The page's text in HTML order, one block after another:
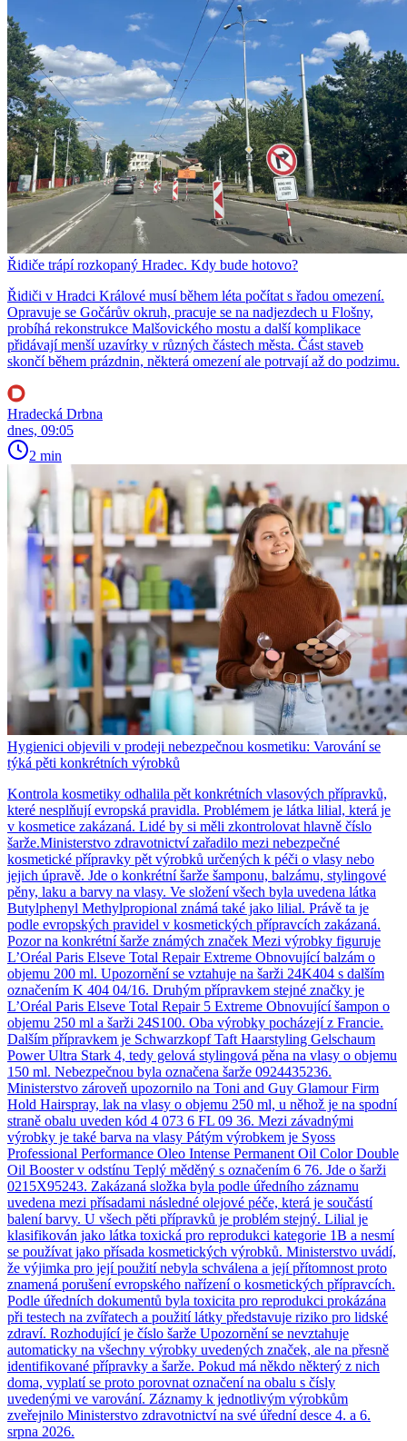
Řidiče trápí rozkopaný Hradec. Kdy bude hotovo?
Řidiči v Hradci Králové musí během léta počítat s řadou omezení.
Opravuje se Gočárův okruh, pracuje se na nadjezdech u Flošny,
probíhá rekonstrukce Malšovického mostu a další komplikace
přidávají menší uzavírky v různých částech města. Část staveb
skončí během prázdnin, některá omezení ale potrvají až do podzimu.
Hradecká Drbna
dnes, 09:05
2 min
Hygienici objevili v prodeji nebezpečnou kosmetiku: Varování se
týká pěti konkrétních výrobků
Kontrola kosmetiky odhalila pět konkrétních vlasových přípravků,
které nesplňují evropská pravidla. Problémem je látka lilial, která je
v kosmetice zakázaná. Lidé by si měli zkontrolovat hlavně číslo
šarže.Ministerstvo zdravotnictví zařadilo mezi nebezpečné
kosmetické přípravky pět výrobků určených k péči o vlasy nebo
jejich úpravě. Jde o konkrétní šarže šamponu, balzámu, stylingové
pěny, laku a barvy na vlasy. Ve složení všech byla uvedena látka
Butylphenyl Methylpropional známá také jako lilial. Právě ta je
podle evropských pravidel v kosmetických přípravcích zakázaná.
Pozor na konkrétní šarže známých značek Mezi výrobky figuruje
L’Oréal Paris Elseve Total Repair Extreme Obnovující balzám o
objemu 200 ml. Upozornění se vztahuje na šarži 24K404 s dalším
označením K 404 04/16. Druhým přípravkem stejné značky je
L’Oréal Paris Elseve Total Repair 5 Extreme Obnovující šampon o
objemu 250 ml a šarži 24S100. Oba výrobky pocházejí z Francie.
Dalším přípravkem je Schwarzkopf Taft Haarstyling Gelschaum
Power Ultra Stark 4, tedy gelová stylingová pěna na vlasy o objemu
150 ml. Nebezpečnou byla označena šarže 0924435236.
Ministerstvo zároveň upozornilo na Toni and Guy Glamour Firm
Hold Hairspray, lak na vlasy o objemu 250 ml, u něhož je na spodní
straně obalu uveden kód 4 073 6 FL 09 36. Mezi závadnými
výrobky je také barva na vlasy Pátým výrobkem je Syoss
Professional Performance Oleo Intense Permanent Oil Color Double
Oil Booster v odstínu Teplý měděný s označením 6 76. Jde o šarži
0215X95243. Zakázaná složka byla podle úředního záznamu
uvedena mezi přísadami následné olejové péče, která je součástí
balení barvy. U všech pěti přípravků je problém stejný. Lilial je
klasifikován jako látka toxická pro reprodukci kategorie 1B a nesmí
se používat jako přísada kosmetických výrobků. Ministerstvo uvádí,
že výjimka pro její použití nebyla schválena a její přítomnost proto
znamená porušení evropského nařízení o kosmetických přípravcích.
Podle úředních dokumentů byla toxicita pro reprodukci prokázána
při testech na zvířatech a použití látky představuje riziko pro lidské
zdraví. Rozhodující je číslo šarže Upozornění se nevztahuje
automaticky na všechny výrobky uvedených značek, ale na přesně
identifikované přípravky a šarže. Pokud má někdo některý z nich
doma, vyplatí se proto porovnat označení na obalu s čísly
uvedenými ve varování. Záznamy k jednotlivým výrobkům
zveřejnilo Ministerstvo zdravotnictví na své úřední desce 4. a 6.
srpna 2026.